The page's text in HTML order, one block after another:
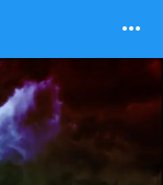
more_horiz